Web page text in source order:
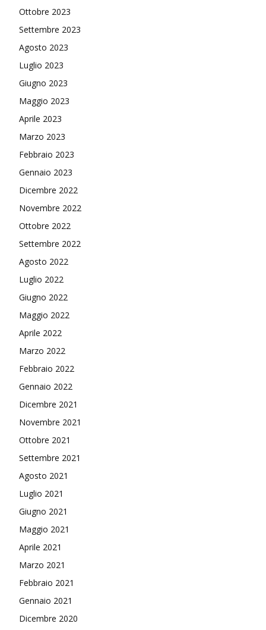
Ottobre 2023
Settembre 2023
Agosto 2023
Luglio 2023
Giugno 2023
Maggio 2023
Aprile 2023
Marzo 2023
Febbraio 2023
Gennaio 2023
Dicembre 2022
Novembre 2022
Ottobre 2022
Settembre 2022
Agosto 2022
Luglio 2022
Giugno 2022
Maggio 2022
Aprile 2022
Marzo 2022
Febbraio 2022
Gennaio 2022
Dicembre 2021
Novembre 2021
Ottobre 2021
Settembre 2021
Agosto 2021
Luglio 2021
Giugno 2021
Maggio 2021
Aprile 2021
Marzo 2021
Febbraio 2021
Gennaio 2021
Dicembre 2020